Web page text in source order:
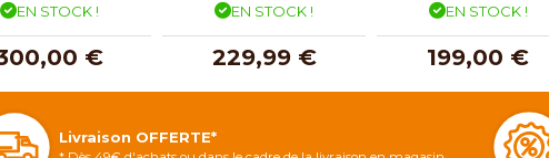
EN STOCK !
€
EN STOCK !
229,99 €
EN STOCK !
199,00 €
Livraison OFFERTE*